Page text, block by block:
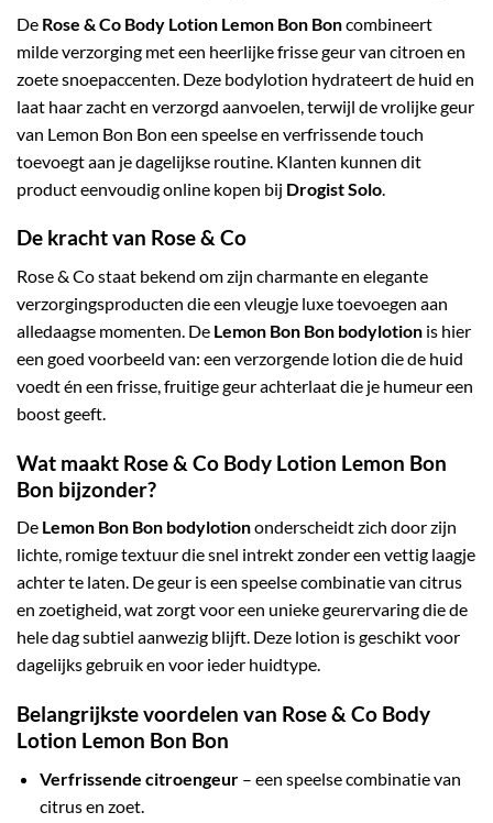
De Rose & Co Body Lotion Lemon Bon Boncombineert
milde verzorging met een heerlijke frisse geur van citroen en
zoete snoepaccenten. Deze bodylotion hydrateert de huid en
laat haar zacht en verzorgd aanvoelen, terwijl de vrolijke geur
van Lemon Bon Bon een speelse en verfrissende touch
toevoegt aan je dagelijkse routine. Klanten kunnen dit
product eenvoudig online kopen bij Drogist Solo
De kracht van Rose & Co
Rose & Co staat bekend om zijn charmante en elegante
verzorgingsproducten die een vleugje luxe toevoegen aan
alledaagse momenten. De Lemon Bon Bon bodylotion is hier
een goed voorbeeld van: een verzorgende lotion die de huid
voedt én een frisse, fruitige geur achterlaat die je humeur een
boost geeft.
Wat maakt Rose & Co Body Lotion Lemon Bon
Bon bijzonder?
De Lemon Bon Bon bodylotiononderscheidt zich door zijn
lichte, romige textuur die snel intrekt zonder een vettig laagje
achter te laten. De geur is een speelse combinatie van citrus
en zoetigheid, wat zorgt voor een unieke geurervaring die de
hele dag subtiel aanwezig blijft. Deze lotion is geschikt voor
dagelijks gebruik en voor ieder huidtype.
Belangrijkste voordelen van Rose & Co Body
Lotion Lemon Bon Bon
Verfrissende citroengeur– een speelse combinatie van
citrus en zoet.